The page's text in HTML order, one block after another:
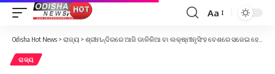
Font
Aa
Odisha Hot News > ରାଜ୍ୟ > ଶ୍ରୀମନ୍ଦିରରେ ଆଜି ଡାଳିକିଆ ବା ଲକ୍ଷ୍ମୀନୃସିଂହ ବେଶରେ ସଜେଇ ହେବେ ମହାପ୍ରଭୁ
ରାଜ୍ୟ